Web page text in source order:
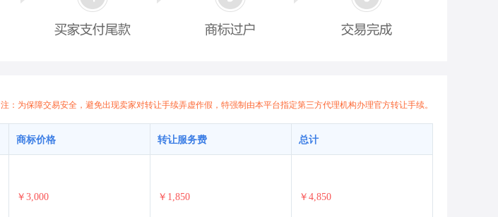
注：为保障交易安全，避免出现卖家对转让手续弄虚作假，特强制由本平台指定第三方代理机构办理官方转让手续。
商标价格 转让服务费 总计
￥3,000 ￥1,850 ￥4,850